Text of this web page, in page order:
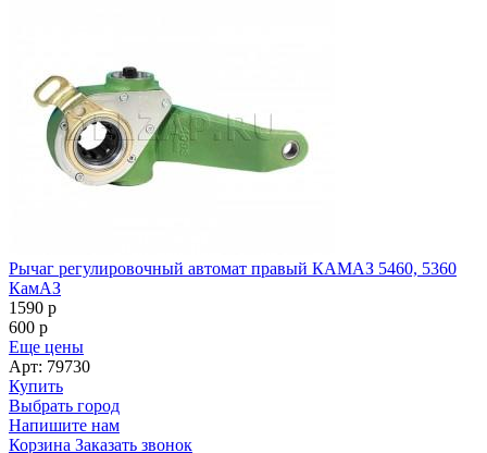
Рычаг регулировочный автомат правый КАМАЗ 5460, 5360
КамАЗ
1590 p
600 p
Еще цены
Арт: 79730
Купить
Выбрать город
Напишите нам
Корзина Заказать звонок